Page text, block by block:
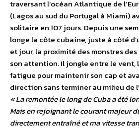
traversant l’océan Atlantique de
(Lagos au sud du Portugal à Miami)
solitaire en 107 jours. Depuis une
longe la côte cubaine, juste à côté
et jour, la proximité des monstres
son attention. Il jongle entre le vent,
fatigue pour maintenir son cap et
direction sans terminer au milieu de
« La remontée le long de Cuba a été
Mais en rejoignant le courant majeur
directement entraîné et ma vitesse